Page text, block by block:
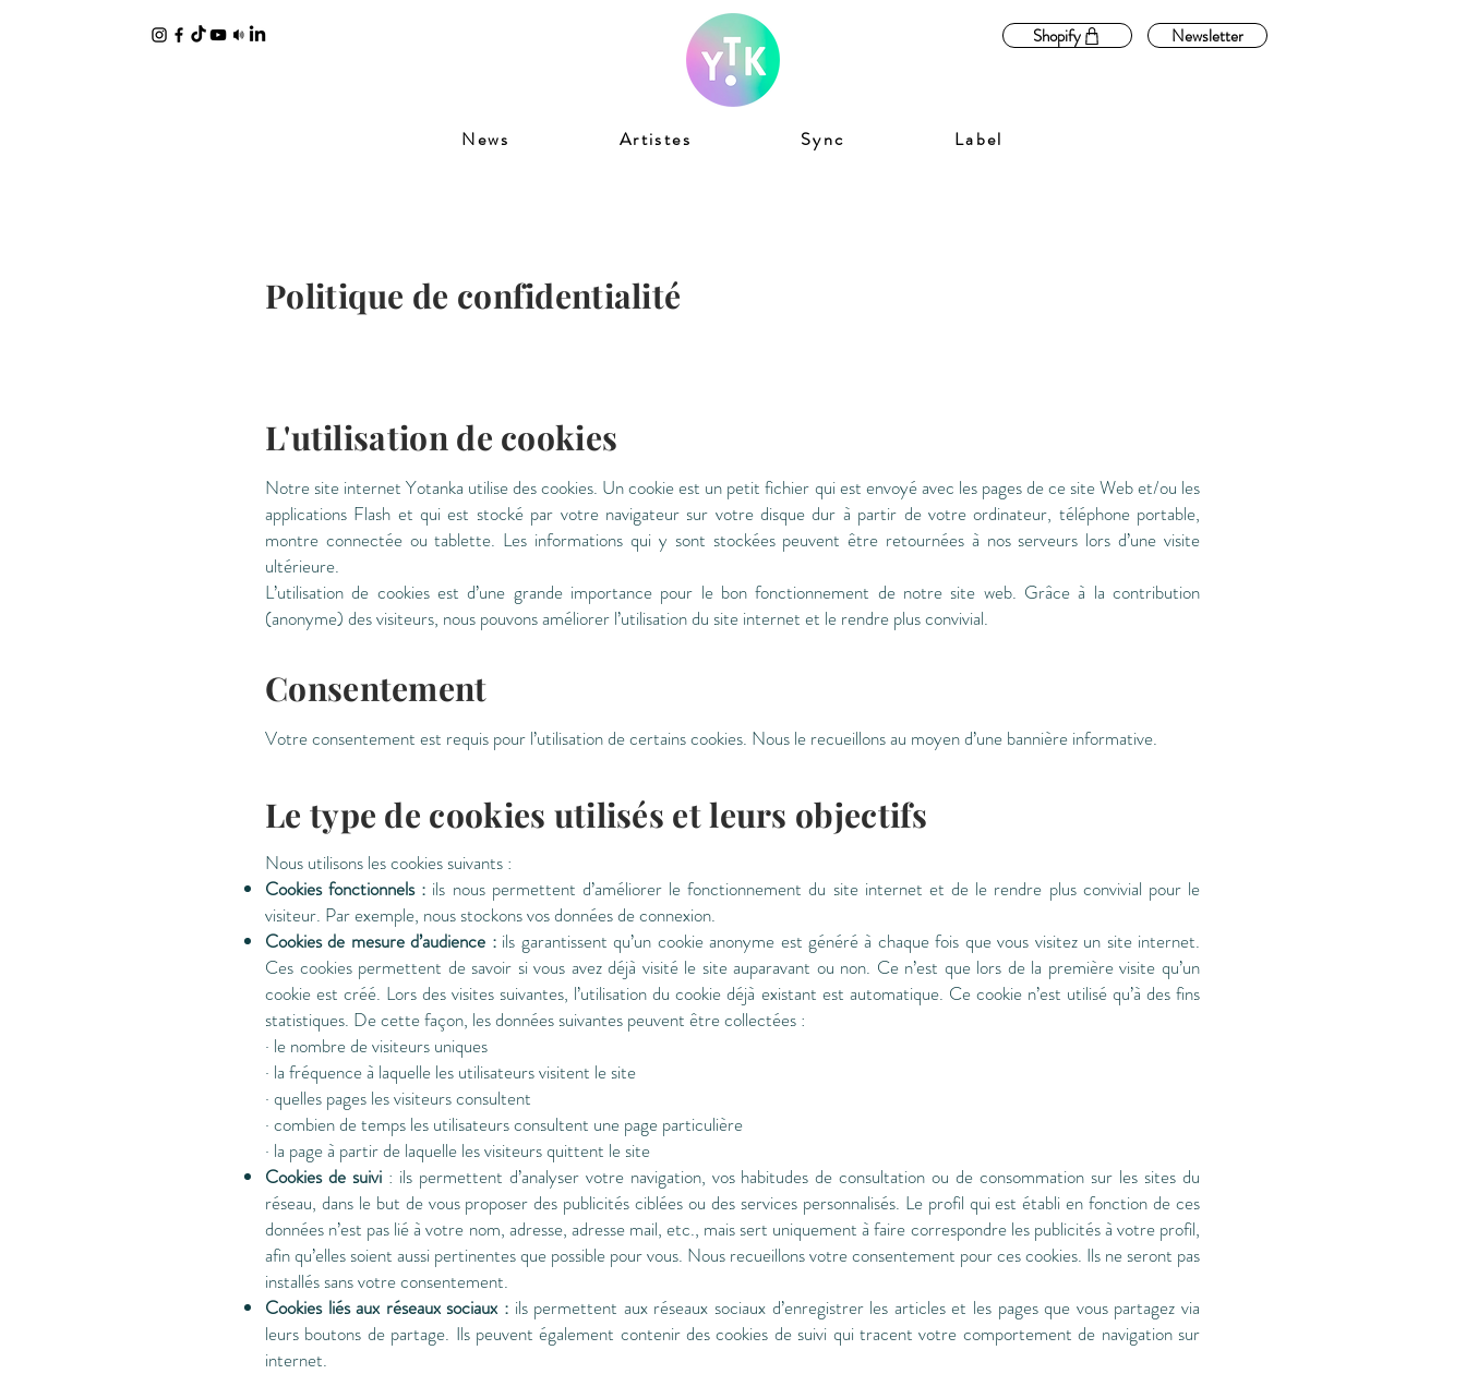
Shopify Newsletter
News Artistes Sync Label
Politique de confidentialité
L'utilisation de cookies
Notre site internet Yotanka utilise des cookies. Un cookie est un petit fichier qui est envoyé avec les pages de ce site Web et/ou les
applications Flash et qui est stocké par votre navigateur sur votre disque dur à partir de votre ordinateur, téléphone portable,
montre connectée ou tablette. Les informations qui y sont stockées peuvent être retournées à nos serveurs lors d’une visite
ultérieure.
L’utilisation de cookies est d’une grande importance pour le bon fonctionnement de notre site web. Grâce à la contribution
(anonyme) des visiteurs, nous pouvons améliorer l’utilisation du site internet et le rendre plus convivial.
Consentement
Votre consentement est requis pour l’utilisation de certains cookies. Nous le recueillons au moyen d’une bannière informative.
Le type de cookies utilisés et leurs objectifs
Nous utilisons les cookies suivants :
Cookies fonctionnels : ils nous permettent d’améliorer le fonctionnement du site internet et de le rendre plus convivial pour le
visiteur. Par exemple, nous stockons vos données de connexion.
Cookies de mesure d’audience :ils garantissent qu’un cookie anonyme est généré à chaque fois que vous visitez un site internet.
Ces cookies permettent de savoir si vous avez déjà visité le site auparavant ou non. Ce n’est que lors de la première visite qu’un
cookie est créé. Lors des visites suivantes, l’utilisation du cookie déjà existant est automatique. Ce cookie n’est utilisé qu’à des fins
statistiques. De cette façon, les données suivantes peuvent être collectées :
· le nombre de visiteurs uniques
· la fréquence à laquelle les utilisateurs visitent le site
· quelles pages les visiteurs consultent
· combien de temps les utilisateurs consultent une page particulière
· la page à partir de laquelle les visiteurs quittent le site
Cookies de suivi : ils permettent d’analyser votre navigation, vos habitudes de consultation ou de consommation sur les sites du
réseau, dans le but de vous proposer des publicités ciblées ou des services personnalisés. Le profil qui est établi en fonction de ces
données n’est pas lié à votre nom, adresse, adresse mail, etc., mais sert uniquement à faire correspondre les publicités à votre profil,
afin qu’elles soient aussi pertinentes que possible pour vous. Nous recueillons votre consentement pour ces cookies. Ils ne seront pas
installés sans votre consentement.
Cookies liés aux réseaux sociaux : ils permettent aux réseaux sociaux d’enregistrer les articles et les pages que vous partagez via
leurs boutons de partage. Ils peuvent également contenir des cookies de suivi qui tracent votre comportement de navigation sur
internet.